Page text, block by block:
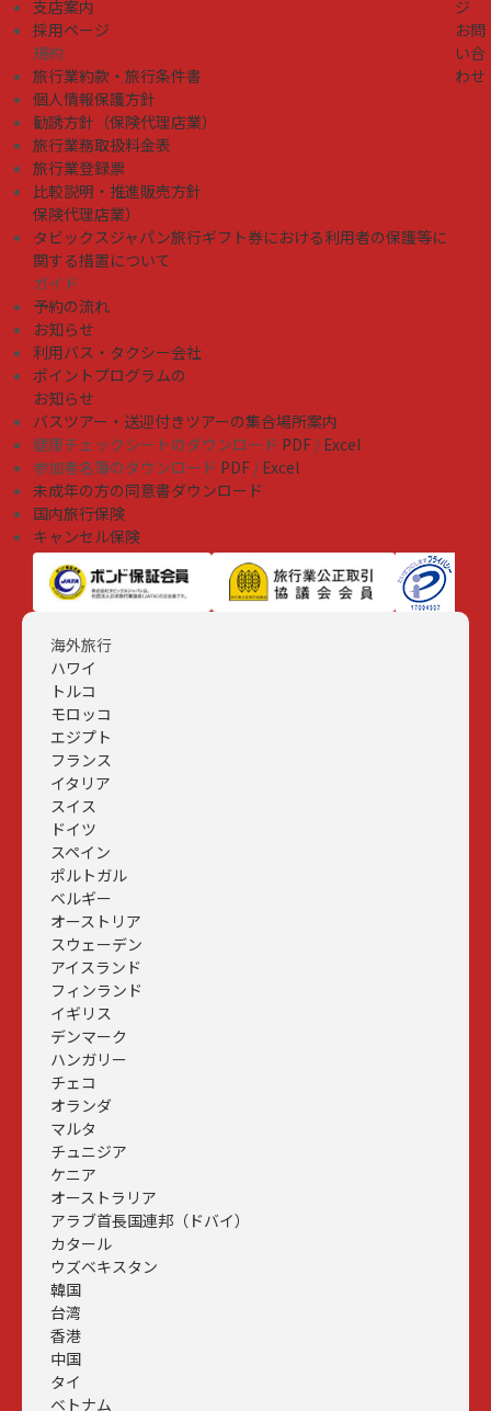
支店案内
採用ページ
規約
旅行業約款・旅行条件書
個人情報保護方針
勧誘方針（保険代理店業）
旅行業務取扱料金表
旅行業登録票
比較説明・推進販売方針
保険代理店業）
タビックスジャパン旅行ギフト券における利用者の保護等に
関する措置について
ガイド
予約の流れ
お知らせ
利用バス・タクシー会社
ポイントプログラムの
お知らせ
バスツアー・送迎付きツアーの集合場所案内
健康チェックシートのダウンロード PDF / Excel
参加者名簿のダウンロード PDF / Excel
未成年の方の同意書ダウンロード
国内旅行保険
キャンセル保険
ジ
お問
い合
わせ
海外旅行
ハワイ
トルコ
モロッコ
エジプト
フランス
イタリア
スイス
ドイツ
スペイン
ポルトガル
ベルギー
オーストリア
スウェーデン
アイスランド
フィンランド
イギリス
デンマーク
ハンガリー
チェコ
オランダ
マルタ
チュニジア
ケニア
オーストラリア
アラブ首長国連邦（ドバイ）
カタール
ウズベキスタン
韓国
台湾
香港
中国
タイ
ベトナム